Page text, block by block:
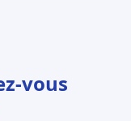
vous